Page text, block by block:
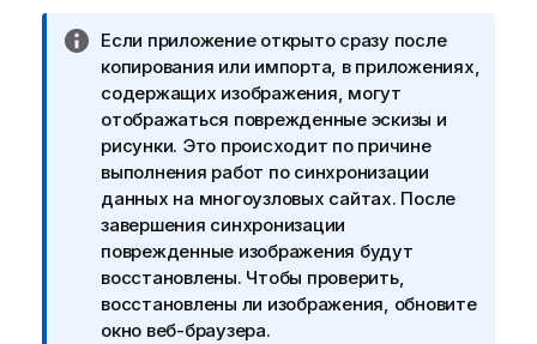
П
р
и
м
е
ч
а
н
и
е
к
и
Если приложение открыто сразу после
копирования или импорта, в приложениях,
содержащих изображения, могут
отображаться поврежденные эскизы и
рисунки. Это происходит по причине
выполнения работ по синхронизации
данных на многоузловых сайтах. После
завершения синхронизации
поврежденные изображения будут
восстановлены. Чтобы проверить,
восстановлены ли изображения, обновите
окно веб-браузера.